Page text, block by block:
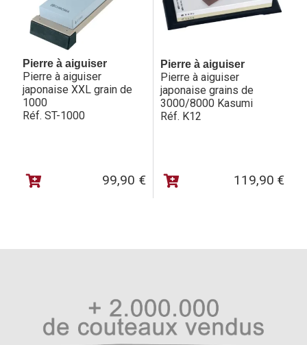
Pierre à aiguiser
Pierre à aiguiser
japonaise XXL grain de
1000
Réf. ST-1000
99,90 €
Pierre à aiguiser
Pierre à aiguiser
japonaise grains de
3000/8000 Kasumi
Réf. K12
119,90 €